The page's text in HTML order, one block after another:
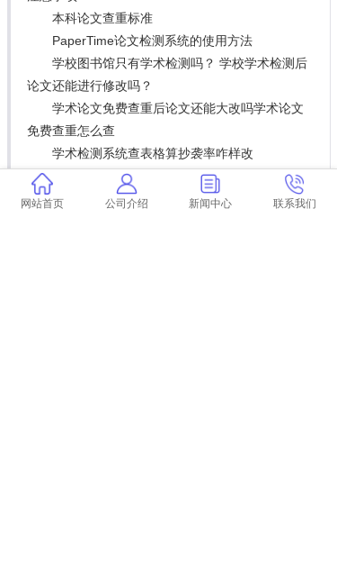
本科论文查重标准
PaperTime论文检测系统的使用方法
学校图书馆只有学术检测吗？ 学校学术检测后
论文还能进行修改吗？
学术论文免费查重后论文还能大改吗学术论文
免费查重怎么查
学术检测系统查表格算抄袭率咋样改
山西机电职业技术学院本科论文查重要求及重
复率 山西机电职业技术学院有本科吗
网站首页 公司介绍 新闻中心 联系我们